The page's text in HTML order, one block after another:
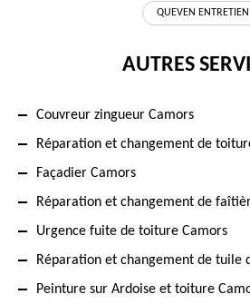
QUEVEN ENTRETIEN
AUTRES
Couvreur zingueur Camors
Réparation et changement de
Façadier Camors
Réparation et changement de
Urgence fuite de toiture Camors
Réparation et changement de tuile
Peinture sur Ardoise et toiture